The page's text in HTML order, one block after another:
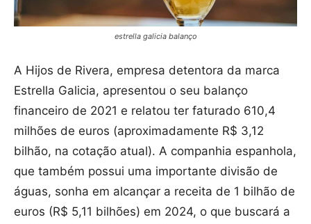
estrella galicia balanço
A Hijos de Rivera, empresa detentora da marca
Estrella Galicia, apresentou o seu balanço
financeiro de 2021 e relatou ter faturado 610,4
milhões de euros (aproximadamente R$ 3,12
bilhão, na cotação atual). A companhia espanhola,
que também possui uma importante divisão de
águas, sonha em alcançar a receita de 1 bilhão de
euros (R$ 5,11 bilhões) em 2024, o que buscará a